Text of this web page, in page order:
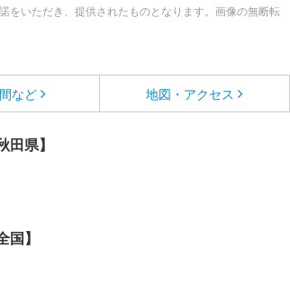
いただき、提供されたものとなります。画像の無断転
など 地図・アクセス
県】
】